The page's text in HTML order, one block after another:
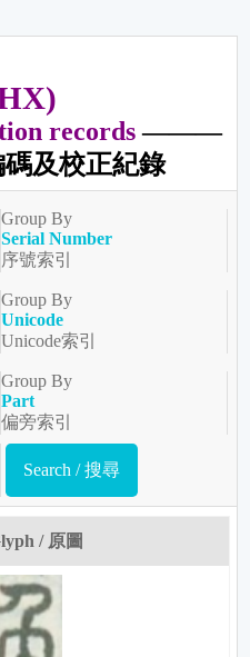
records ———
及校正紀錄
Group By
Serial Number
序號索引
Group By
Unicode
Unicode索引
Group By
Part
偏旁索引
/ 原圖